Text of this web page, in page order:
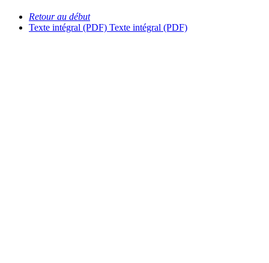
Retour au début
Texte intégral (PDF) Texte intégral (PDF)